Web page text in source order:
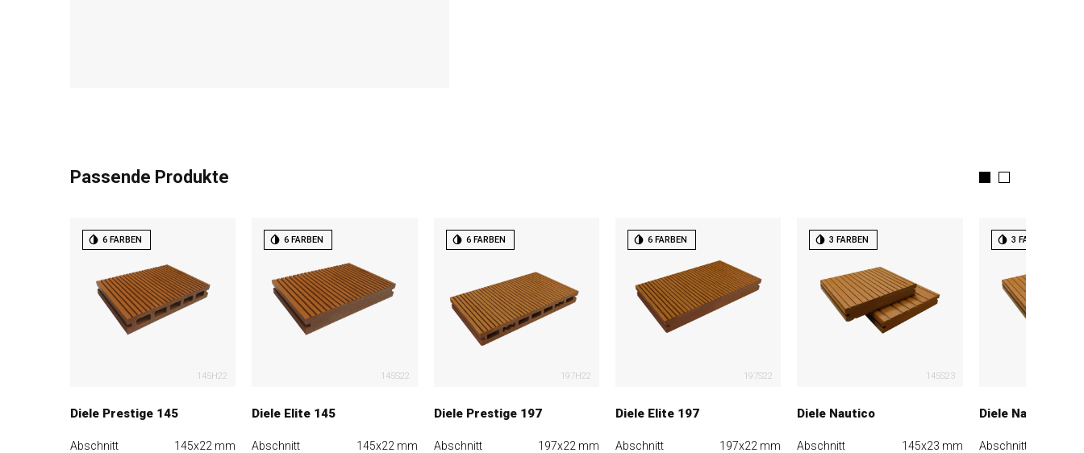
Passende Produkte
145H22
6 FARBEN
Diele Prestige 145
Abschnitt
145x22 mm
145S22
6 FARBEN
Diele Elite 145
Abschnitt
145x22 mm
197H22
6 FARBEN
Diele Prestige 197
Abschnitt
197x22 mm
197S22
6 FARBEN
Diele Elite 197
Abschnitt
197x22 mm
145S23
3 FARBEN
Diele Nautico
Abschnitt
145x23 mm
3 FARBEN
Diele Nautico
Abschnitt